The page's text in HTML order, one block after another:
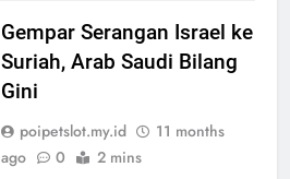
Gempar Serangan Israel ke
Suriah, Arab Saudi Bilang
Gini
poipetslot.my.id
11 months
ago
0 2 mins